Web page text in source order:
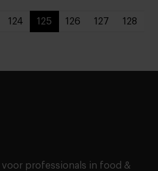
124 125 126 127 128
professionals in food &